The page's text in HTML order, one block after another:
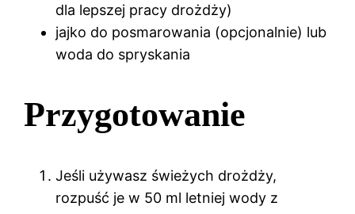
dla lepszej pracy drożdży)
jajko do posmarowania (opcjonalnie) lub
woda do spryskania
Przygotowanie
Jeśli używasz świeżych drożdży,
rozpuść je w 50 ml letniej wody z